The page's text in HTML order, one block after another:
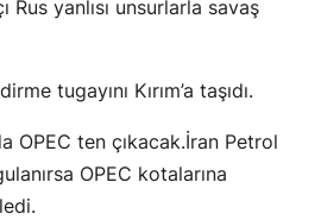
Rus yanlısı unsurlarla savaş
tugayını Kırım’a taşıdı.
OPEC ten çıkacak.İran Petrol
OPEC kotalarına